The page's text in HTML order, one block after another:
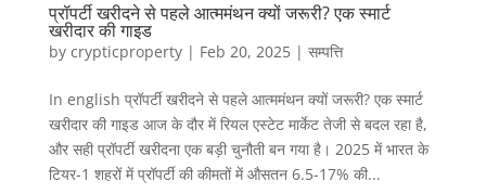
प्रॉपर्टी खरीदने से पहले आत्ममंथन क्यों जरूरी? एक स्मार्ट
खरीदार की गाइड
by crypticproperty| Feb 20, 2025| सम्पत्ति
In english प्रॉपर्टी खरीदने से पहले आत्ममंथन क्यों जरूरी? एक स्मार्ट
खरीदार की गाइड आज के दौर में रियल एस्टेट मार्केट तेजी से बदल रहा है,
और सही प्रॉपर्टी खरीदना एक बड़ी चुनौती बन गया है। 2025 में भारत के
टियर-1 शहरों में प्रॉपर्टी की कीमतों में औसतन 6.5-17% की...